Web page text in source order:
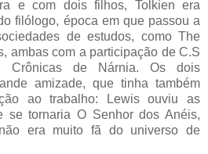
e com dois filhos, Tolkien era
filólogo, época em que passou a
de estudos, como The
ambas com a participação de C.S
Crônicas de Nárnia. Os dois
amizade, que tinha também
ao trabalho: Lewis ouviu as
se tornaria O Senhor dos Anéis,
era muito fã do universo de